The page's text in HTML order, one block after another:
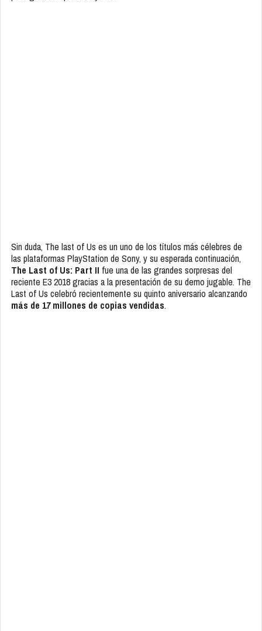
Sin duda, The last of Us es un uno de los títulos más célebres de
las plataformas PlayStation de Sony, y su esperada continuación,
The Last of Us: Part II fue una de las grandes sorpresas del
reciente E3 2018 gracias a la presentación de su demo jugable. The
Last of Us celebró recientemente su quinto aniversario alcanzando
más de 17 millones de copias vendidas.